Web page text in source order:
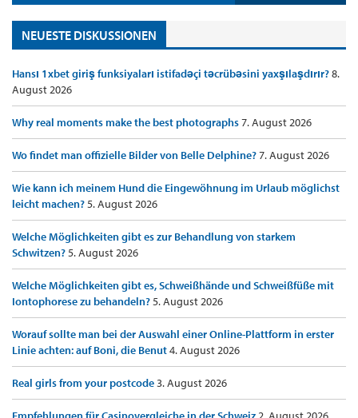
NEUESTE DISKUSSIONEN
Hansı 1xbet giriş funksiyaları istifadəçi təcrübəsini yaxşılaşdırır?8.
August 2026
Why real moments make the best photographs7. August 2026
Wo findet man offizielle Bilder von Belle Delphine?7. August 2026
Wie kann ich meinem Hund die Eingewöhnung im Urlaub möglichst
leicht machen?5. August 2026
Welche Möglichkeiten gibt es zur Behandlung von starkem
Schwitzen?5. August 2026
Welche Möglichkeiten gibt es, Schweißhände und Schweißfüße mit
Iontophorese zu behandeln?5. August 2026
Worauf sollte man bei der Auswahl einer Online-Plattform in erster
Linie achten: auf Boni, die Benut4. August 2026
Real girls from your postcode3. August 2026